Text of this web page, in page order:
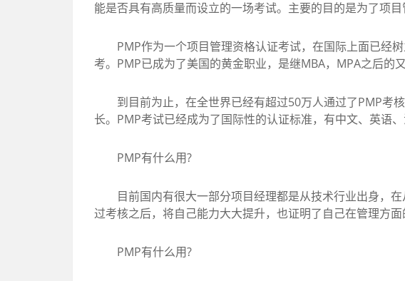
能是否具有高质量而设立的一场考试。主要的目的是为了项
PMP作为一个项目管理资格认证考试，在国际上面已经树
考。PMP已成为了美国的黄金职业，是继MBA，MPA之后的又
到目前为止，在全世界已经有超过50万人通过了PMP考
长。PMP考试已经成为了国际性的认证标准，有中文、英语
PMP有什么用?
目前国内有很大一部分项目经理都是从技术行业出身，在
过考核之后，将自己能力大大提升，也证明了自己在管理方面
PMP有什么用?